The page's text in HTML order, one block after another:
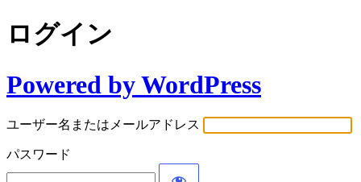
ログイン
Powered by WordPress
ユーザー名またはメールアドレス
パスワード